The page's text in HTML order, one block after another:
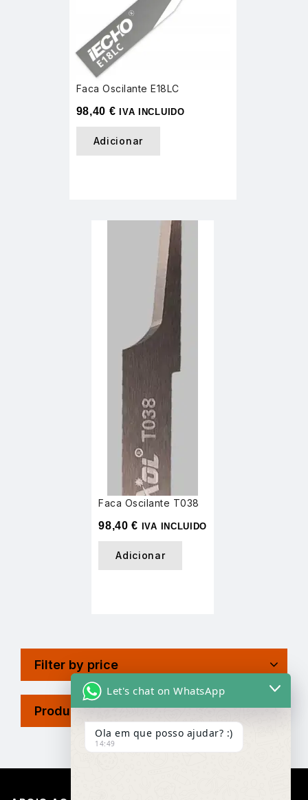
Faca Oscilante E18LC
98,40 € IVA INCLUIDO
Adicionar
Faca Oscilante T038
98,40€ IVA INCLUIDO
Adicionar
Filter by price
Product Tags
Let's chat on WhatsApp
Ola em que posso ajudar? :)
14:49